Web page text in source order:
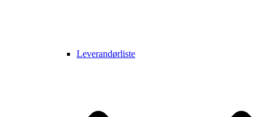
Leverandørliste